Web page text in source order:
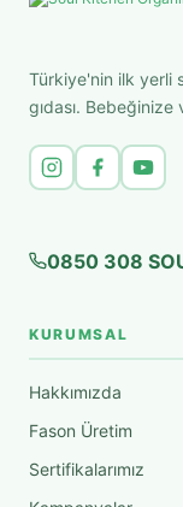
Türkiye'nin ilk yerli
gıdası.
0850 308
KURUMSAL
Hakkımızda
Fason Üretim
Sertifikalarımız